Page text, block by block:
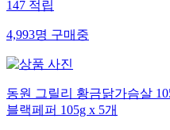
147적립
4,993명구매중
동원 그릴리 황금닭가슴살
블랙페퍼 105g x 5개